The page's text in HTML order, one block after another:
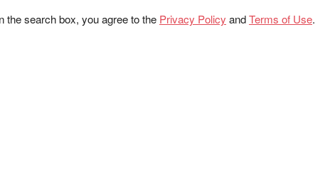
the search box, you agree to the Privacy Policy andTerms of Use.